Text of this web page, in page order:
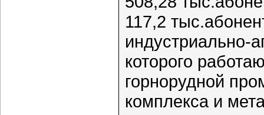
117,2
индустриально-
которого
горнорудной
комплекса и